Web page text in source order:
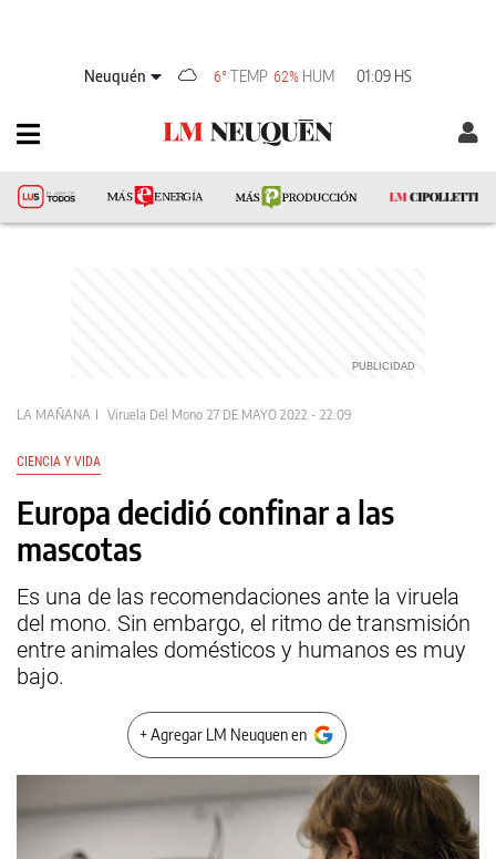
Neuquén 6° TEMP 62% HUM 01:09 HS
LA MAÑANA Viruela Del Mono 27 DE MAYO 2022 - 22:09
CIENCIA Y VIDA
Europa decidió confinar a las
mascotas
Es una de las recomendaciones ante la viruela
del mono. Sin embargo, el ritmo de transmisión
entre animales domésticos y humanos es muy
bajo.
+ Agregar LM Neuquen en